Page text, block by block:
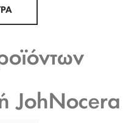
JohNocera